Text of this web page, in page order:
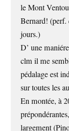
le Mont
Bernard! (perf.
jours.)
D’ une
clm il me
pédalage est
sur toutes les
En montée, à
largement